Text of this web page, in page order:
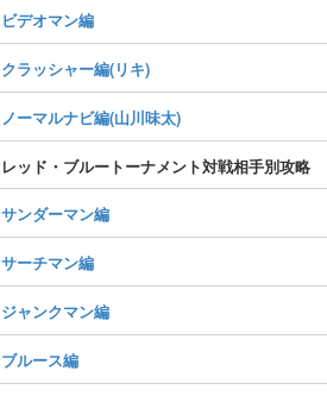
ビデオマン編
クラッシャー編(リキ)
ノーマルナビ編(山川味太)
レッド・ブルートーナメント対戦相手別攻略
サンダーマン編
サーチマン編
ジャンクマン編
ブルース編